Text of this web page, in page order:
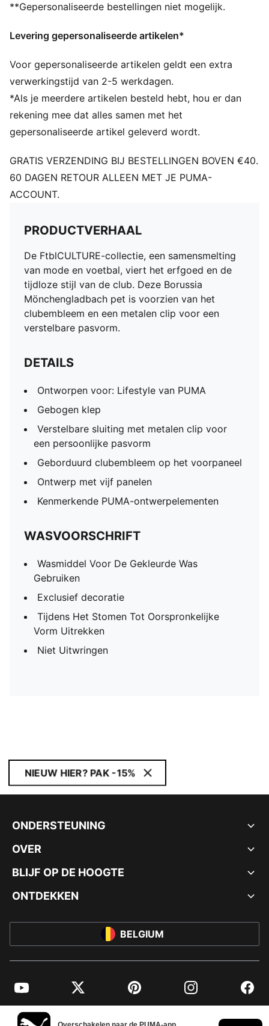
**Gepersonaliseerde bestellingen niet mogelijk.
Levering gepersonaliseerde artikelen*
Voor gepersonaliseerde artikelen geldt een extra
verwerkingstijd van 2-5 werkdagen.
*Als je meerdere artikelen besteld hebt, hou er dan
rekening mee dat alles samen met het
gepersonaliseerde artikel geleverd wordt.
GRATIS VERZENDING BIJ BESTELLINGEN BOVEN €40.
60 DAGEN RETOUR ALLEEN MET JE PUMA-
ACCOUNT.
PRODUCTVERHAAL
De FtblCULTURE-collectie, een samensmelting
van mode en voetbal, viert het erfgoed en de
tijdloze stijl van de club. Deze Borussia
Mönchengladbach pet is voorzien van het
clubembleem en een metalen clip voor een
verstelbare pasvorm.
DETAILS
Ontworpen voor: Lifestyle van PUMA
Gebogen klep
Verstelbare sluiting met metalen clip voor
een persoonlijke pasvorm
Geborduurd clubembleem op het voorpaneel
Ontwerp met vijf panelen
Kenmerkende PUMA-ontwerpelementen
WASVOORSCHRIFT
Wasmiddel Voor De Gekleurde Was
Gebruiken
Exclusief decoratie
Tijdens Het Stomen Tot Oorspronkelijke
Vorm Uitrekken
Niet Uitwringen
NIEUW HIER? PAK -15%
ONDERSTEUNING
OVER
BLIJF OP DE HOOGTE
ONTDEKKEN
BELGIUM
YouTube Twitter Pinterest Instagram
© PUMA EUROPE GMBH, 2026. ALLE RECHTEN VOORBEHOUDEN